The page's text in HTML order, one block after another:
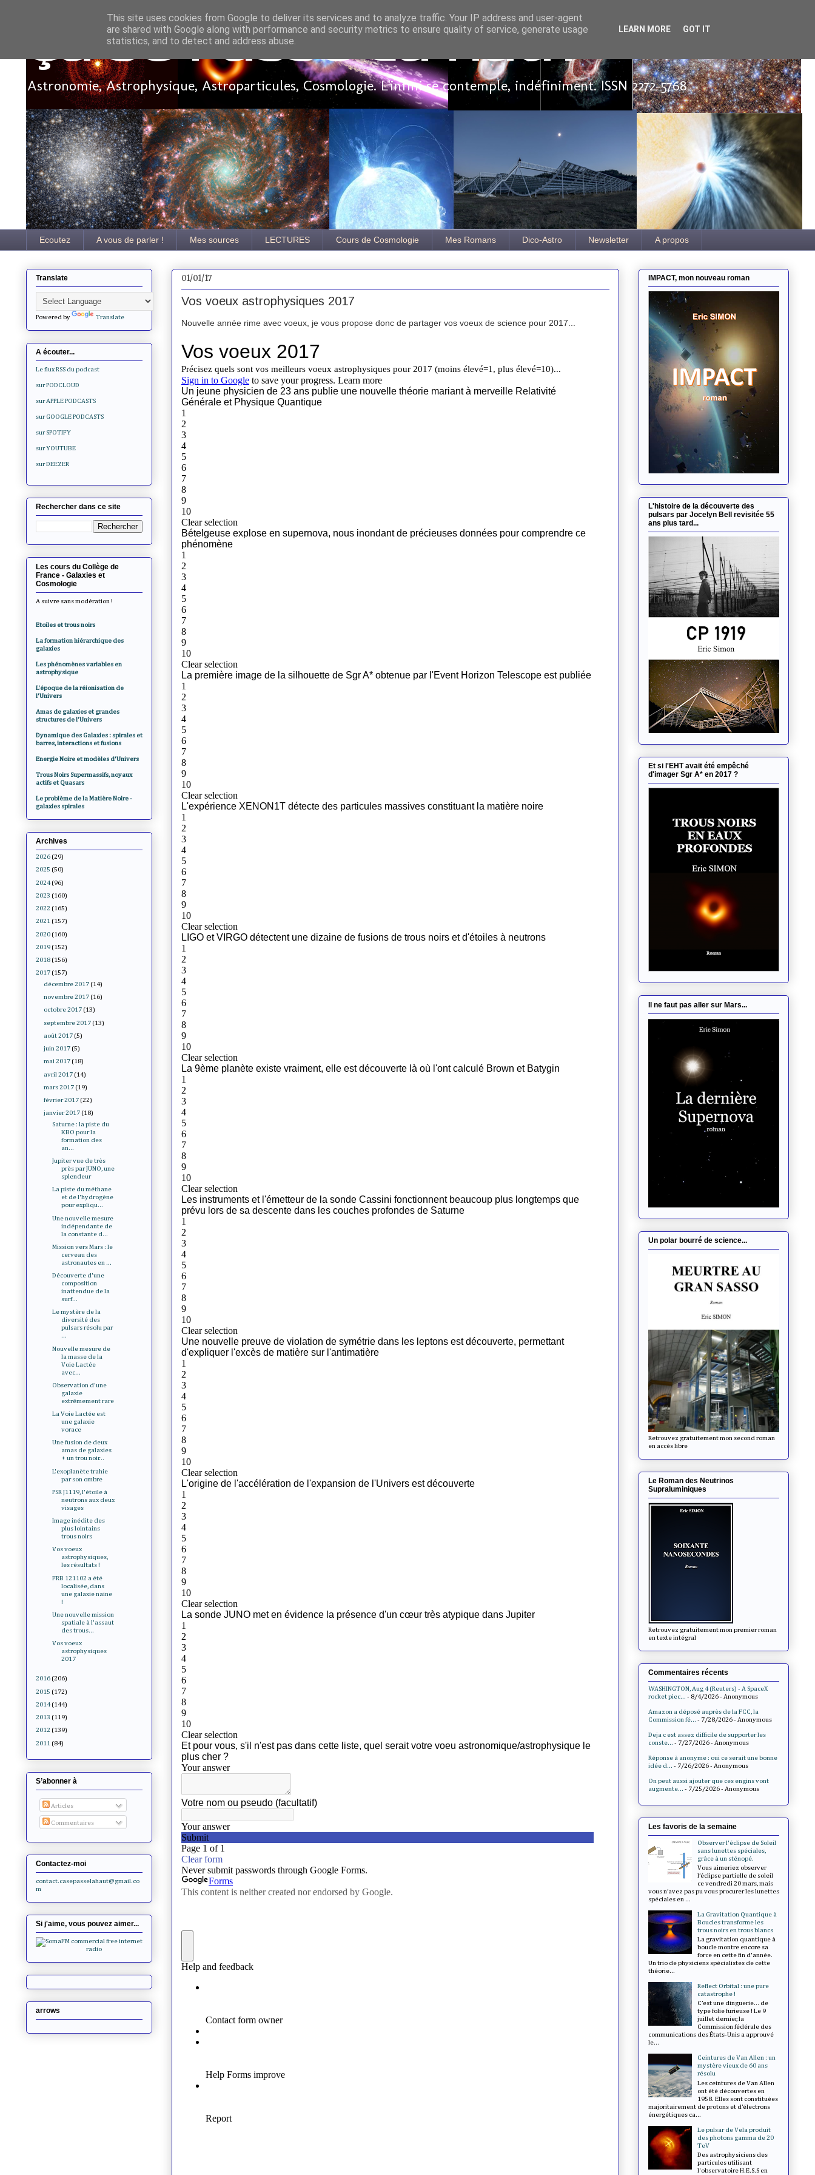
Ça se passe là haut
Astronomie, Astrophysique, Astroparticules, Cosmologie. L'infini se contemple, indéfiniment. ISSN 2272-5768
Ecoutez A vous de parler ! Mes sources LECTURES Cours de Cosmologie Mes Romans Dico-Astro Newsletter A propos
01/01/17
Vos voeux astrophysiques 2017
Nouvelle année rime avec voeux, je vous propose donc de partager vos voeux de science pour 2017...
Translate
Powered by Translate
A écouter...
Le flux RSS du podcast
sur PODCLOUD
sur APPLE PODCASTS
sur GOOGLE PODCASTS
sur SPOTIFY
sur YOUTUBE
sur DEEZER
Rechercher dans ce site
Les cours du Collège de
France - Galaxies et
Cosmologie
A suivre sans modération !
Etoiles et trous noirs
La formation hiérarchique des
galaxies
Les phénomènes variables en
astrophysique
L'époque de la réionisation de
l'Univers
Amas de galaxies et grandes
structures de l'Univers
Dynamique des Galaxies : spirales et
barres, interactions et fusions
Energie Noire et modèles d'Univers
Trous Noirs Supermassifs, noyaux
actifs et Quasars
Le problème de la Matière Noire -
galaxies spirales
Archives
2026 (29)
2025 (50)
2024 (96)
2023 (160)
2022 (165)
2021 (157)
2020 (160)
2019 (152)
2018 (156)
2017 (157)
décembre 2017 (14)
novembre 2017 (16)
octobre 2017 (13)
septembre 2017 (13)
août 2017 (5)
juin 2017 (5)
mai 2017 (18)
avril 2017 (14)
mars 2017 (19)
février 2017 (22)
janvier 2017 (18)
Saturne : la piste du
KBO pour la
formation des
an...
Jupiter vue de très
près par JUNO, une
splendeur
La piste du méthane
et de l'hydrogène
pour expliqu...
Une nouvelle mesure
indépendante de
la constante d...
Mission vers Mars : le
cerveau des
astronautes en ...
Découverte d'une
composition
inattendue de la
surf...
Le mystère de la
diversité des
pulsars résolu par
...
Nouvelle mesure de
la masse de la
Voie Lactée
avec...
Observation d'une
galaxie
extrêmement rare
La Voie Lactée est
une galaxie
vorace
Une fusion de deux
amas de galaxies
+ un trou noir...
L'exoplanète trahie
par son ombre
PSR J1119, l'étoile à
neutrons aux deux
visages
Image inédite des
plus lointains
trous noirs
Vos voeux
astrophysiques,
les résultats !
FRB 121102 a été
localisée, dans
une galaxie naine
!
Une nouvelle mission
spatiale à l'assaut
des trous...
Vos voeux
astrophysiques
2017
2016 (206)
2015 (172)
2014 (144)
2013 (119)
2012 (139)
2011 (84)
S’abonner à
Articles
Commentaires
Contactez-moi
contact.casepasselahaut@gmail.co
m
Si j'aime, vous pouvez aimer...
arrows
IMPACT, mon nouveau roman
L'histoire de la découverte des
pulsars par Jocelyn Bell revisitée 55
ans plus tard...
Et si l'EHT avait été empêché
d'imager Sgr A* en 2017 ?
Il ne faut pas aller sur Mars...
Un polar bourré de science...
Retrouvez gratuitement mon second roman
en accès libre
Le Roman des Neutrinos
Supraluminiques
Retrouvez gratuitement mon premier roman
en texte intégral
Commentaires récents
WASHINGTON, Aug 4 (Reuters) - A SpaceX
rocket piec... - 8/4/2026- Anonymous
Amazon a déposé auprès de la FCC, la
Commission fé... - 7/28/2026- Anonymous
Deja c est assez difficile de supporter les
conste... - 7/27/2026- Anonymous
Réponse à anonyme : oui ce serait une bonne
idée d... - 7/26/2026- Anonymous
On peut aussi ajouter que ces engins vont
augmente... - 7/25/2026- Anonymous
Les favoris de la semaine
Observer l'éclipse de Soleil
sans lunettes spéciales,
grâce à un sténopé.
Vous aimeriez observer
l’éclipse partielle de soleil
ce vendredi 20 mars, mais
vous n’avez pas pu vous procurer les lunettes
spéciales en ...
La Gravitation Quantique à
Boucles transforme les
trous noirs en trous blancs
La gravitation quantique à
boucle montre encore sa
force en cette fin d'année.
Un trio de physiciens spécialistes de cette
théorie...
Reflect Orbital : une pure
catastrophe !
C’est une dinguerie... de
type folie furieuse ! Le 9
juillet dernier, la
Commission fédérale des
communications des États-Unis a approuvé
le...
Ceintures de Van Allen : un
mystère vieux de 60 ans
résolu
Les ceintures de Van Allen
ont été découvertes en
1958. Elles sont constituées
majoritairement de protons et d’électrons
énergétiques ca...
Le pulsar de Vela produit
des photons gamma de 20
TeV
Des astrophysiciens des
particules utilisant
l'observatoire H.E.S.S en
This site uses cookies from Google to deliver its services and to analyze traffic. Your IP address and user-agent
are shared with Google along with performance and security metrics to ensure quality of service, generate usage
statistics, and to detect and address abuse.
LEARN MORE GOT IT